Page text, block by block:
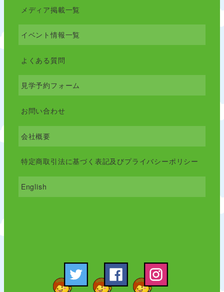
メディア掲載一覧
イベント情報一覧
よくある質問
見学予約フォーム
お問い合わせ
会社概要
特定商取引法に基づく表記及びプライバシーポリシー
English